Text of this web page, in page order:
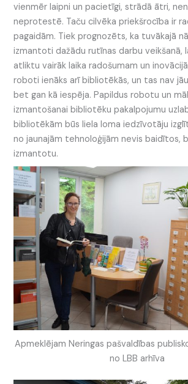
vienmēr laipni un pacietīgi, strādā ātri,
neprotestē. Taču cilvēka priekšrocība ir
pagaidām. Tiek prognozēts, ka tuvākajā
izmantoti dažādu rutīnas darbu veikšanā,
atliktu vairāk laika radošumam un
roboti ienāks arī bibliotēkās, un tas nav
bet gan kā iespēja. Papildus robotu un
izmantošanai bibliotēku pakalpojumu
bibliotēkām būs liela loma iedzīvotāju
no jaunajām tehnoloģijām nevis baidītos,
izmantotu.
Apmeklējam Neringas pašvaldības
no LBB arhīva